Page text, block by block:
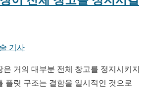
기사
은 거의 대부분 전체 창고를 정지시키지
플릿 구조는 결함을 일시적인 것으로